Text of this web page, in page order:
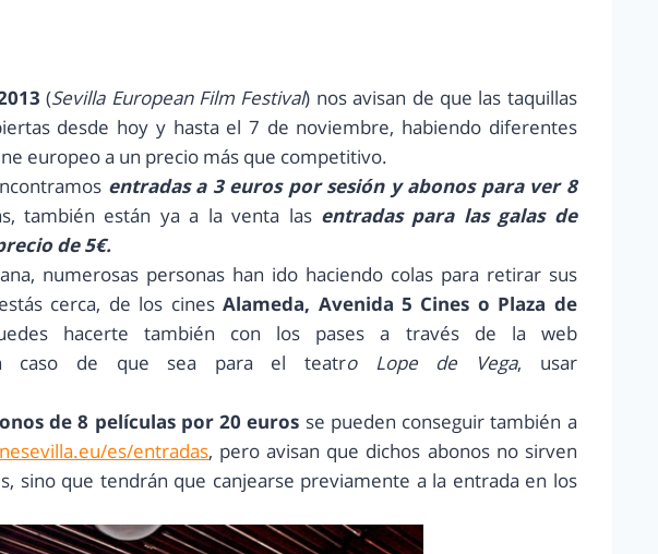
(Sevilla European Film Festival) nos avisan de que las taquillas
desde hoy y hasta el 7 de noviembre, habiendo diferentes
europeo a un precio más que competitivo.
entradas a 3 euros por sesión y abonos para ver 8
también están ya a la venta las entradas para las galas de
de 5€.
numerosas personas han ido haciendo colas para retirar sus
cerca, de los cinesAlameda, Avenida 5 Cines o Plaza de
hacerte también con los pases a través de la web
caso de que sea para el teatro Lope de Vega, usar
de 8 películas por 20 euros se pueden conseguir también a
es/entradas, pero avisan que dichos abonos no sirven
sino que tendrán que canjearse previamente a la entrada en los